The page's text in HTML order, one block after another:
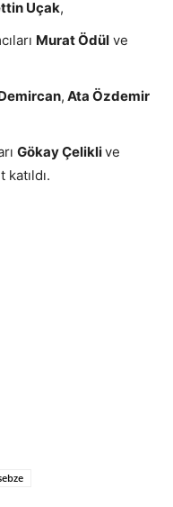
Uçak,
Murat Ödül ve
, Ata Özdemir
Gökay Çeliklive
katıldı.